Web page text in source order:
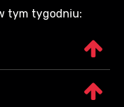
tym tygodniu: